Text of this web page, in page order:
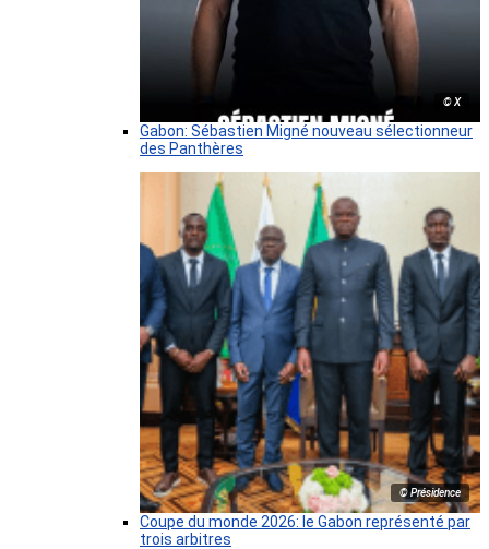
© X
Gabon: Sébastien Migné nouveau sélectionneur
des Panthères
© Présidence
Coupe du monde 2026: le Gabon représenté par
trois arbitres